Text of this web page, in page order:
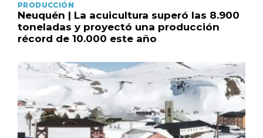
PRODUCCIÓN
Neuquén | La acuicultura superó las 8.900
toneladas y proyectó una producción
récord de 10.000 este año